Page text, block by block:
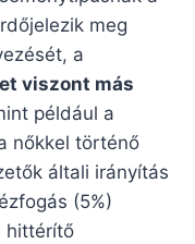
meg
a
viszont más
például a
nőkkel történő
általi irányítás
(5%)
hittérítő